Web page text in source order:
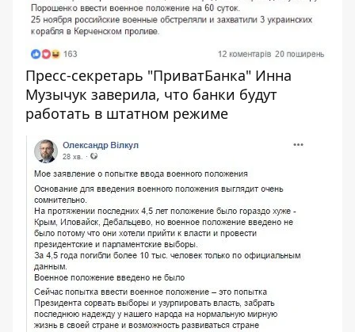
Пресс-секретарь "ПриватБанка" Инна
Музычук заверила, что банки будут
работать в штатном режиме